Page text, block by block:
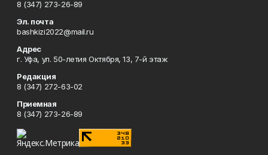
8 (347) 273-26-89
Эл. почта
bashkizi2022@mail.ru
Адрес
г. Уфа, ул. 50-летия Октября, 13, 7-й этаж
Редакция
8 (347) 272-63-02
Приемная
8 (347) 273-26-89